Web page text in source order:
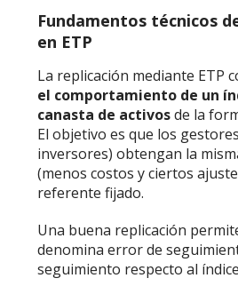
Fundamentos técnicos
en ETP
La replicación mediante ETP
el comportamiento de un
canasta de activosde la
El objetivo es que los
inversores) obtengan la
(menos costos y ciertos
referente fijado.
Una buena replicación
denomina error de
seguimiento respecto al